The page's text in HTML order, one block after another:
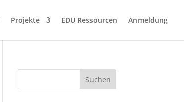
Projekte EDU Ressourcen Anmeldung